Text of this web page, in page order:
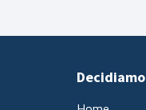
Decidiamo